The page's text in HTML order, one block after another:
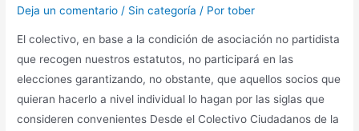
Deja un comentario / Sin categoría / Portober
El colectivo, en base a la condición de asociación no partidista
que recogen nuestros estatutos, no participará en las
elecciones garantizando, no obstante, que aquellos socios que
quieran hacerlo a nivel individual lo hagan por las siglas que
consideren convenientes Desde el Colectivo Ciudadanos de la